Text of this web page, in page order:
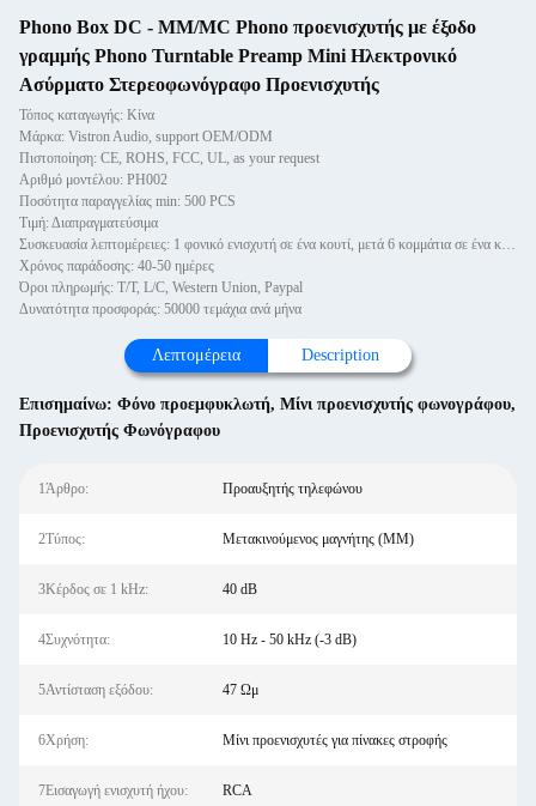
Phono Box DC - MM/MC Phono προενισχυτής με έξοδο
γραμμής Phono Turntable Preamp Mini Ηλεκτρονικό
Ασύρματο Στερεοφωνόγραφο Προενισχυτής
Τόπος καταγωγής: Κίνα
Μάρκα: Vistron Audio, support OEM/ODM
Πιστοποίηση: CE, ROHS, FCC, UL, as your request
Αριθμό μοντέλου: PH002
Ποσότητα παραγγελίας min: 500 PCS
Τιμή: Διαπραγματεύσιμα
Συσκευασία λεπτομέρειες: 1 φονικό ενισχυτή σε ένα κουτί, μετά 6 κομμάτια σε ένα κουτί.
Χρόνος παράδοσης: 40-50 ημέρες
Όροι πληρωμής: T/T, L/C, Western Union, Paypal
Δυνατότητα προσφοράς: 50000 τεμάχια ανά μήνα
Λεπτομέρεια Description
Επισημαίνω: Φόνο προεμφυκλωτή, Μίνι προενισχυτής φωνογράφου,
Προενισχυτής Φωνόγραφου
1Άρθρο: Προαυξητής τηλεφώνου
2Τύπος: Μετακινούμενος μαγνήτης (MM)
3Κέρδος σε 1 kHz: 40 dB
4Συχνότητα: 10 Hz - 50 kHz (-3 dB)
5Αντίσταση εξόδου: 47 Ωμ
6Χρήση: Μίνι προενισχυτές για πίνακες στροφής
7Εισαγωγή ενισχυτή ήχου: RCA